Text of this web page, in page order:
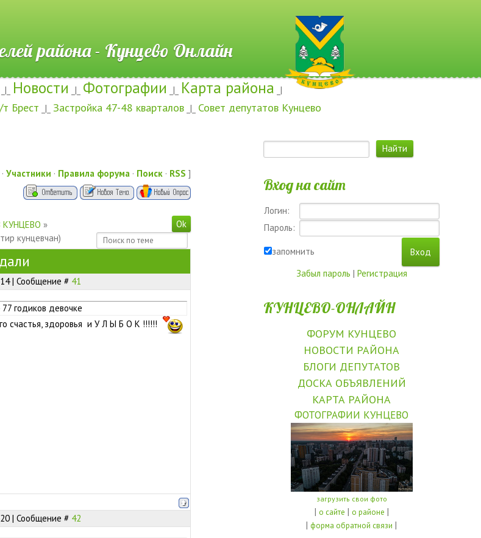
района - Кунцево Онлайн
_|_ Новости _|_ Фотографии _|_ Карта района _|
Брест _|_ Застройка 47-48 кварталов _|_ Совет депутатов Кунцево
· Участники · Правила форума · Поиск · RSS ]
КУНЦЕВО »
кунцевчан)
| Сообщение # 41
годиков девочке
счастья, здоровья и У Л Ы Б О К !!!!!!
| Сообщение # 42
Вход на сайт
Логин:
Пароль:
запомнить
Забыл пароль | Регистрация
КУНЦЕВО-ОНЛАЙН
ФОРУМ КУНЦЕВО
НОВОСТИ РАЙОНА
БЛОГИ ДЕПУТАТОВ
ДОСКА ОБЪЯВЛЕНИЙ
КАРТА РАЙОНА
ФОТОГРАФИИ КУНЦЕВО
загрузить свои фото
| о сайте | о районе |
|форма обратной связи |